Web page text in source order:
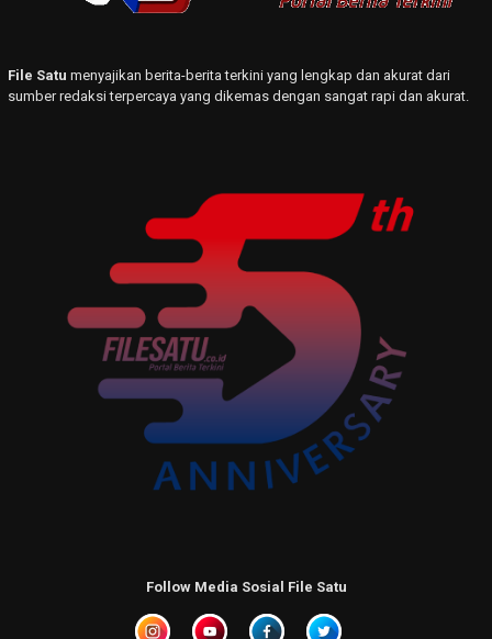
File Satu menyajikan berita-berita terkini yang lengkap dan akurat dari
sumber redaksi terpercaya yang dikemas dengan sangat rapi dan akurat.
Follow Media Sosial File Satu